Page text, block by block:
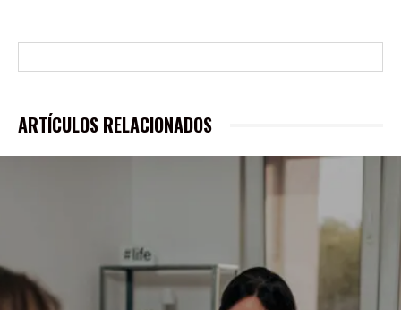
ARTÍCULOS RELACIONADOS